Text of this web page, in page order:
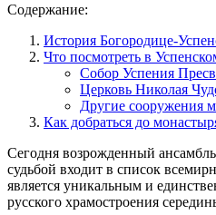
Содержание:
История Богородице-
Что посмотреть в
Собор Успения
Церковь Николая
Другие сооружения
Как добраться до
Сегодня возрожденный
судьбой входит в список
является уникальным и
русского храмостроения